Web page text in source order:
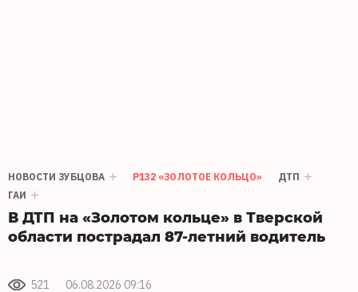
НОВОСТИ ЗУБЦОВА Р132 «ЗОЛОТОЕ КОЛЬЦО»
ДТП
ГАИ
В ДТП на «Золотом кольце» в Тверской
области пострадал 87-летний водитель
521 06.08.2026 09:16